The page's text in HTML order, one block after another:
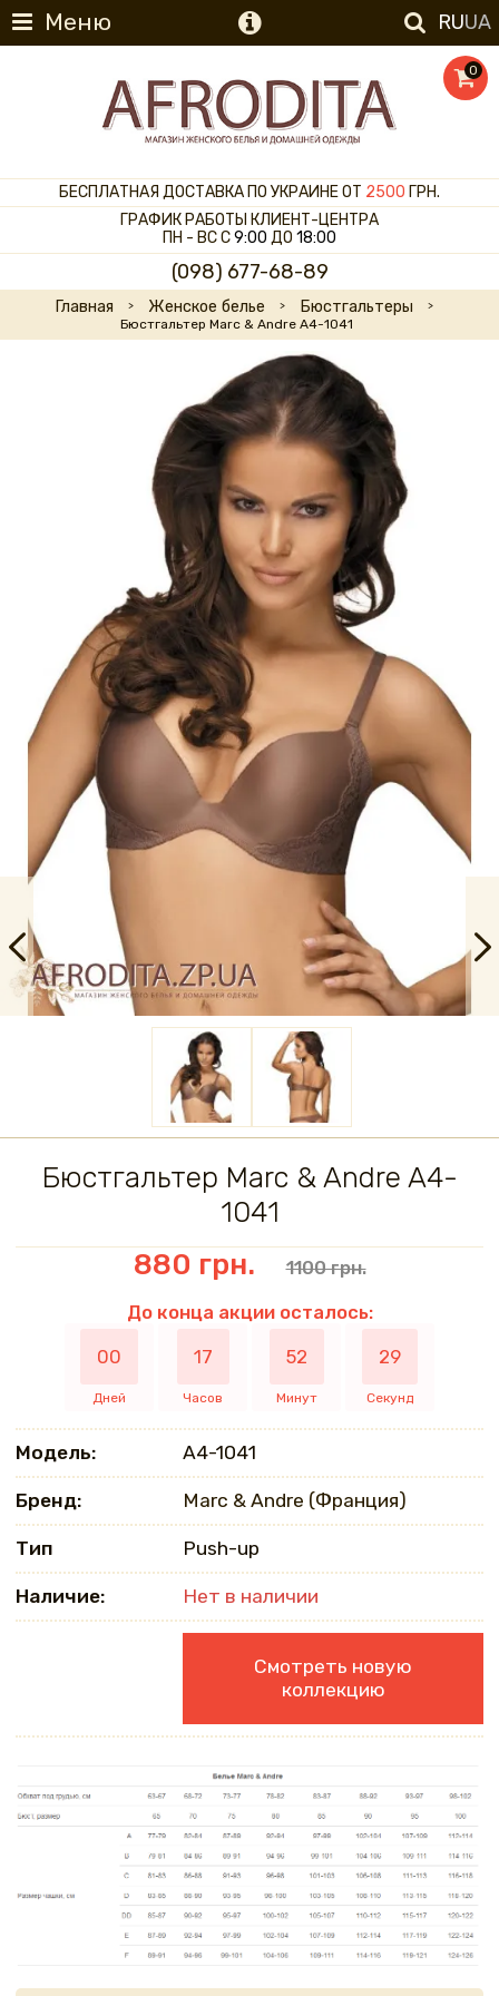
Меню RUUA
0
БЕСПЛАТНАЯ ДОСТАВКА ПО УКРАИНЕ ОТ 2500 ГРН.
ГРАФИК РАБОТЫ КЛИЕНТ-ЦЕНТРА
ПН - ВС С9:00 ДО 18:00
(098) 677-68-89
Главная Женское белье Бюстгальтеры
Бюстгальтер Marc & Andre A4-1041
Бюстгальтер Marc & Andre A4-
1041
880 грн.
1100 грн.
До конца акции осталось:
00
Дней
17
Часов
52
Минут
29
Секунд
Модель: A4-1041
Бренд: Marc & Andre (Франция)
Тип Push-up
Наличие: Нет в наличии
Смотреть новую
коллекцию